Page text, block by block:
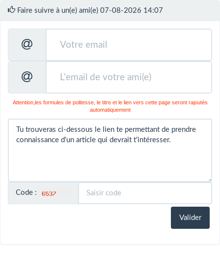
Faire suivre à un(e) ami(e) 07-08-2026 14:07
Attention,les formules de politesse, le titre et le lien vers cette page seront rajoutés
automatiquement
Code :